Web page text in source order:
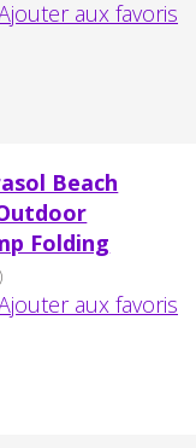
Beach
Folding